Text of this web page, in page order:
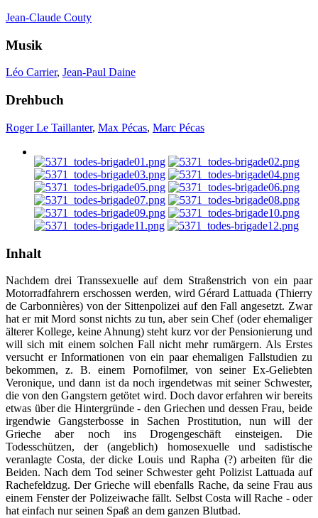
Jean-Claude Couty
Musik
Léo Carrier, Jean-Paul Daine
Drehbuch
Roger Le Taillanter, Max Pécas, Marc Pécas
Inhalt
Nachdem drei Transsexuelle auf dem Straßenstrich von ein paar
Motorradfahrern erschossen werden, wird Gérard Lattuada (Thierry
de Carbonnières) von der Sittenpolizei auf den Fall angesetzt. Zwar
hat er mit Mord sonst nichts zu tun, aber sein Chef (oder ehemaliger
älterer Kollege, keine Ahnung) steht kurz vor der Pensionierung und
will sich mit einem solchen Fall nicht mehr rumärgern. Als Erstes
versucht er Informationen von ein paar ehemaligen Fallstudien zu
bekommen, z. B. einem Pornofilmer, von seiner Ex-Geliebten
Veronique, und dann ist da noch irgendetwas mit seiner Schwester,
die von den Gangstern getötet wird. Doch davor erfahren wir bereits
etwas über die Hintergründe - den Griechen und dessen Frau, beide
irgendwie Gangsterbosse in Sachen Prostitution, nun will der
Grieche aber noch ins Drogengeschäft einsteigen. Die
Todesschützen, der (angeblich) homosexuelle und sadistische
veranlagte Costa, der dicke Louis und Rapha (?) arbeiten für die
Beiden. Nach dem Tod seiner Schwester geht Polizist Lattuada auf
Rachefeldzug. Der Grieche will ebenfalls Rache, da seine Frau aus
einem Fenster der Polizeiwache fällt. Selbst Costa will Rache - oder
hat einfach nur seinen Spaß an dem ganzen Blutbad.